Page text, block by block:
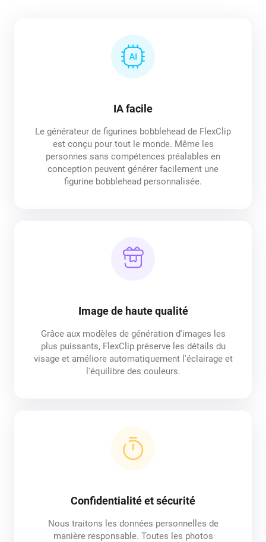
IA facile
Le générateur de figurines bobblehead de FlexClip
est conçu pour tout le monde. Même les
personnes sans compétences préalables en
conception peuvent générer facilement une
figurine bobblehead personnalisée.
Image de haute qualité
Grâce aux modèles de génération d'images les
plus puissants, FlexClip préserve les détails du
visage et améliore automatiquement l'éclairage et
l'équilibre des couleurs.
Confidentialité et sécurité
Nous traitons les données personnelles de
manière responsable. Toutes les photos